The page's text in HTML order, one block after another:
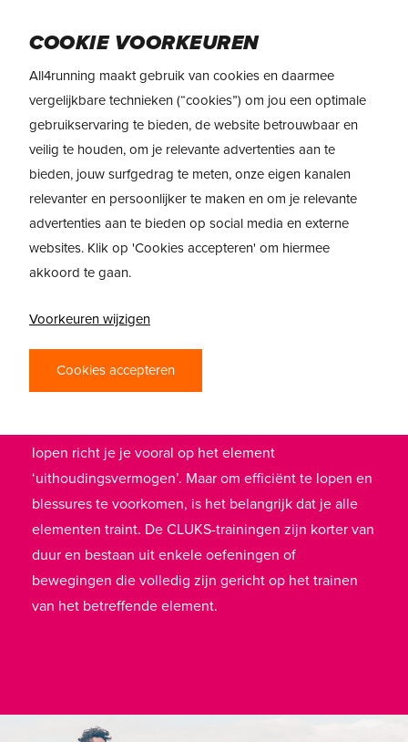
CLUKS
Het CLUKS-principe is zeer belangrijk bij het
beginnen met lopen. Maar ook voor gevorderde
lopers is het principe essentieel. CLUKS is een
samenvatting van alle elementen van het concept
‘Conditie’. CLUKS staat voor: coördinatie, lenigheid,
dus niet simpelweg het vermogen om een bepaalde
beweging voor een lange tijd vol te houden. Conditie
omvat verschillende elementen die aanwezig zijn in
lopen richt je je vooral op het element
‘uithoudingsvermogen’. Maar om efficiënt te lopen en
blessures te voorkomen, is het belangrijk dat je alle
elementen traint. De CLUKS-trainingen zijn korter van
duur en bestaan uit enkele oefeningen of
bewegingen die volledig zijn gericht op het trainen
van het betreffende element.
COOKIE VOORKEUREN
All4running maakt gebruik van cookies en daarmee
vergelijkbare technieken (“cookies”) om jou een optimale
gebruikservaring te bieden, de website betrouwbaar en
veilig te houden, om je relevante advertenties aan te
bieden, jouw surfgedrag te meten, onze eigen kanalen
relevanter en persoonlijker te maken en om je relevante
advertenties aan te bieden op social media en externe
websites. Klik op 'Cookies accepteren' om hiermee
akkoord te gaan.
Voorkeuren wijzigen
Cookies accepteren